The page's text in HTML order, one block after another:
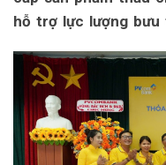
hỗ trợ lực lượng